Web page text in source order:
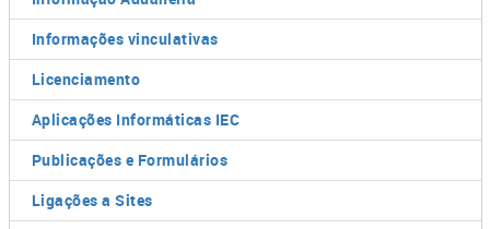
Informações vinculativas
Licenciamento
Aplicações Informáticas IEC
Publicações e Formulários
Ligações a Sites